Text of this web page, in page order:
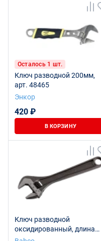
Осталось 1 шт.
Ключ разводной 200мм,
арт. 48465
Энкор
420 ₽
В КОРЗИНУ
Ключ разводной
оксидированный, длина
255/захват 30 мм